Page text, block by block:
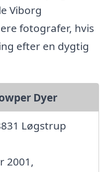
Viborg
fotografer, hvis
efter en dygtig
Dyer
Løgstrup
2001,